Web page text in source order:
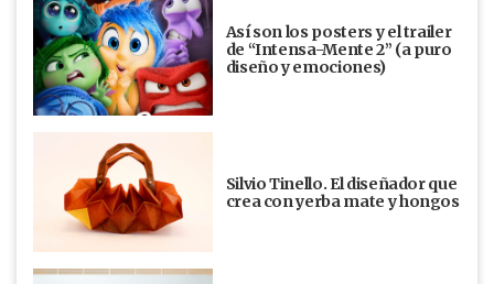
Así son los posters y el trailer
de “Intensa-Mente 2” (a puro
diseño y emociones)
Silvio Tinello. El diseñador que
crea con yerba mate y hongos